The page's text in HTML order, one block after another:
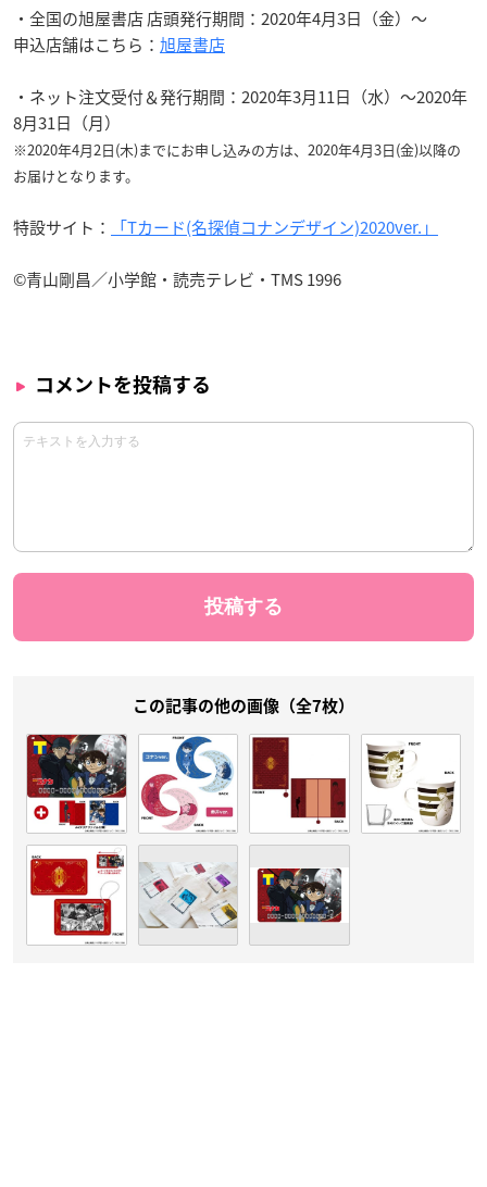
・全国の旭屋書店 店頭発行期間：2020年4月3日（金）～
申込店舗はこちら： 旭屋書店
・ネット注文受付＆発行期間：2020年3月11日（水）～2020年
8月31日（月）
※2020年4月2日(木)までにお申し込みの方は、2020年4月3日(金)以降の
お届けとなります。
特設サイト： 「Tカード(名探偵コナンデザイン)2020ver.」
©︎青山剛昌／小学館・読売テレビ・TMS 1996
コメントを投稿する
この記事の他の画像（全7枚）